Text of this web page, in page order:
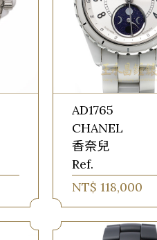
AD1765
CHANEL
香奈兒
Ref.
NT$ 118,000